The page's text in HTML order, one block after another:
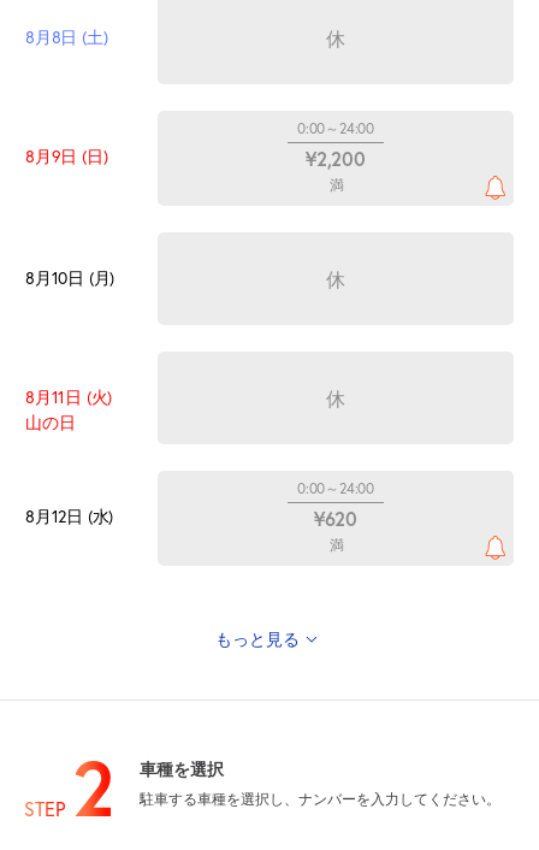
8月8日 (土) 休
8月9日 (日)
0:00～24:00
¥2,200
満
8月10日 (月) 休
8月11日 (火)
山の日
休
8月12日 (水)
0:00～24:00
¥620
満
8月14日 (金) 休
もっと見る
STEP 2 車種を選択
駐車する車種を選択し、ナンバーを入力してください。